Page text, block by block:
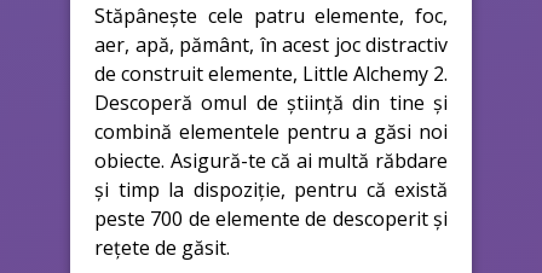
Stăpânește cele patru elemente, foc,
aer, apă, pământ, în acest joc distractiv
de construit elemente, Little Alchemy 2.
Descoperă omul de știință din tine și
combină elementele pentru a găsi noi
obiecte. Asigură-te că ai multă răbdare
și timp la dispoziție, pentru că există
peste 700 de elemente de descoperit și
rețete de găsit.